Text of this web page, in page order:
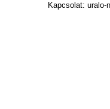
Kapcsolat: uralo-